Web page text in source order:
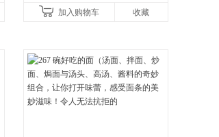
加入购物车
收藏